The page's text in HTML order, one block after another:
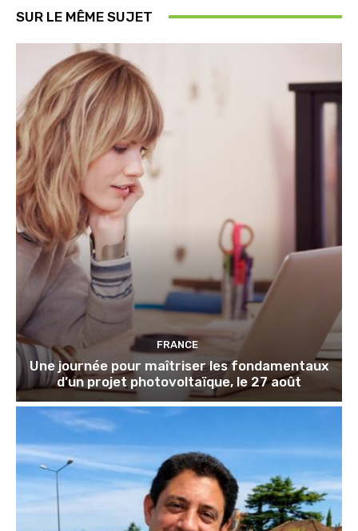
SUR LE MÊME SUJET
FRANCE
Une journée pour maîtriser les fondamentaux
d’un projet photovoltaïque, le 27 août